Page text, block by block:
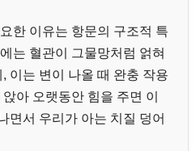
한 이유는 항문의 구조적 특
는 혈관이 그물망처럼 얽혀
, 이는 변이 나올 때 완충 작용
아 오랫동안 힘을 주면 이
면서 우리가 아는 치질 덩어